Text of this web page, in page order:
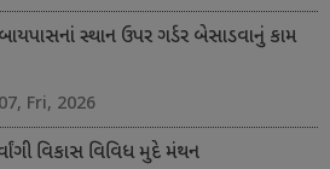
સ્થાન ઉપર ગર્ડર બેસાડવાનું કામ
Fri, 2026
વિકાસ વિવિધ મુદે મંથન